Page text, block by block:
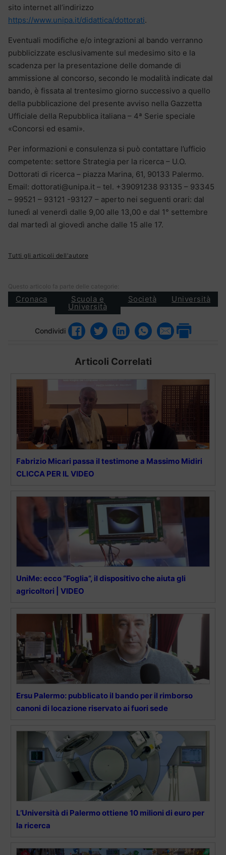
sito internet all’indirizzo
https://www.unipa.it/didattica/dottorati.
Eventuali modifiche e/o integrazioni al bando verranno
pubblicizzate esclusivamente sul medesimo sito e la
scadenza per la presentazione delle domande di
ammissione al concorso, secondo le modalità indicate dal
bando, è fissata al trentesimo giorno successivo a quello
della pubblicazione del presente avviso nella Gazzetta
Ufficiale della Repubblica italiana – 4ª Serie speciale
«Concorsi ed esami».
Per informazioni e consulenza si può contattare l’ufficio
competente: settore Strategia per la ricerca – U.O.
Dottorati di ricerca – piazza Marina, 61, 90133 Palermo.
Email: dottorati@unipa.it – tel. +39091238 93135 – 93345
– 99521 – 93121 -93127 – aperto nei seguenti orari: dal
lunedì al venerdì dalle 9,00 alle 13,00 e dal 1° settembre
dal martedì al giovedì anche dalle 15 alle 17.
Tutti gli articoli dell'autore
Questo articolo fa parte delle categorie:
Cronaca Scuola e
Università
Società Università
Condividi
Articoli Correlati
Fabrizio Micari passa il testimone a Massimo Midiri
CLICCA PER IL VIDEO
UniMe: ecco “Foglia”, il dispositivo che aiuta gli
agricoltori | VIDEO
Ersu Palermo: pubblicato il bando per il rimborso
canoni di locazione riservato ai fuori sede
L’Università di Palermo ottiene 10 milioni di euro per
la ricerca